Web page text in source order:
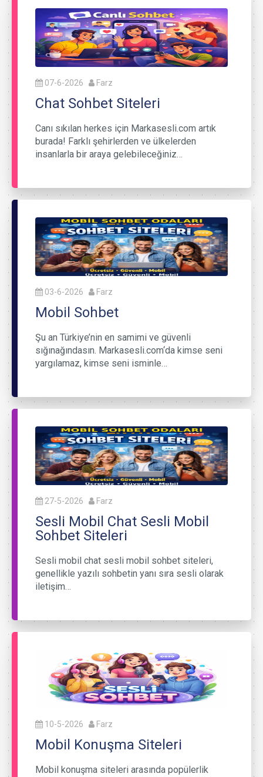
07-6-2026 Farz
Chat Sohbet Siteleri
Canı sıkılan herkes için Markasesli.com artık
burada! Farklı şehirlerden ve ülkelerden
insanlarla bir araya gelebileceğiniz…
03-6-2026 Farz
Mobil Sohbet
Şu an Türkiye’nin en samimi ve güvenli
sığınağındasın. Markasesli.com‘da kimse seni
yargılamaz, kimse seni isminle…
27-5-2026 Farz
Sesli Mobil Chat Sesli Mobil
Sohbet Siteleri
Sesli mobil chat sesli mobil sohbet siteleri,
genellikle yazılı sohbetin yanı sıra sesli olarak
iletişim…
10-5-2026 Farz
Mobil Konuşma Siteleri
Mobil konuşma siteleri arasında popülerlik